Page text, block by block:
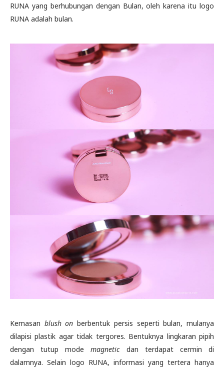
RUNA yang berhubungan dengan Bulan, oleh karena itu logo
RUNA adalah bulan.
Kemasan blush on berbentuk persis seperti bulan, mulanya
dilapisi plastik agar tidak tergores. Bentuknya lingkaran pipih
dengan tutup modemagneticdan terdapat cermin di
dalamnya. Selain logo RUNA, informasi yang tertera hanya